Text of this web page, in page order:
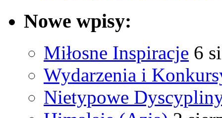
Nowe wpisy:
Miłosne Inspiracje 6
Wydarzenia i
Nietypowe